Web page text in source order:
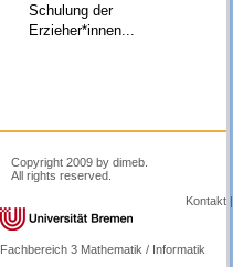
Schulung der
Erzieher*innen...
Copyright 2009 by dimeb.
All rights reserved.
Kontakt|
Fachbereich 3 Mathematik / Informatik